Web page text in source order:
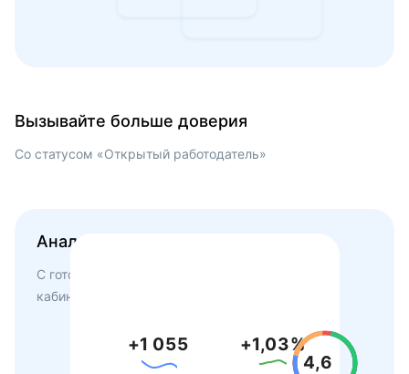
Вызывайте больше доверия
Со статусом «Открытый работодатель»
Анализируйте обратную связь
С готовыми отчётами и статистикой в личном
кабинете
+1 053 +1,04%
4,8